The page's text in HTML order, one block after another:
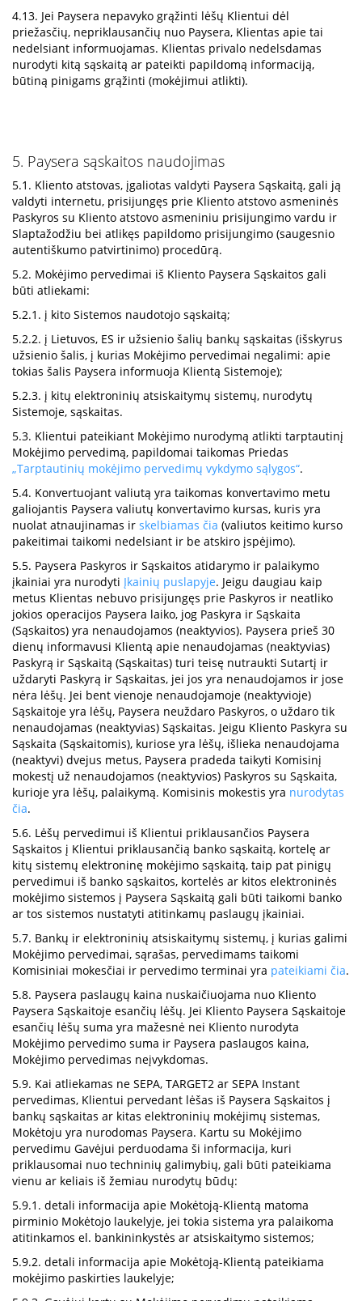
4.13. Jei Paysera nepavyko grąžinti lėšų Klientui dėl
priežasčių, nepriklausančių nuo Paysera, Klientas apie tai
nedelsiant informuojamas. Klientas privalo nedelsdamas
nurodyti kitą sąskaitą ar pateikti papildomą informaciją,
būtiną pinigams grąžinti (mokėjimui atlikti).
5. Paysera sąskaitos naudojimas
5.1. Kliento atstovas, įgaliotas valdyti Paysera Sąskaitą, gali ją
valdyti internetu, prisijungęs prie Kliento atstovo asmeninės
Paskyros su Kliento atstovo asmeniniu prisijungimo vardu ir
Slaptažodžiu bei atlikęs papildomo prisijungimo (saugesnio
autentiškumo patvirtinimo) procedūrą.
5.2. Mokėjimo pervedimai iš Kliento Paysera Sąskaitos gali
būti atliekami:
5.2.1. į kito Sistemos naudotojo sąskaitą;
5.2.2. į Lietuvos, ES ir užsienio šalių bankų sąskaitas (išskyrus
užsienio šalis, į kurias Mokėjimo pervedimai negalimi: apie
tokias šalis Paysera informuoja Klientą Sistemoje);
5.2.3. į kitų elektroninių atsiskaitymų sistemų, nurodytų
Sistemoje, sąskaitas.
5.3. Klientui pateikiant Mokėjimo nurodymą atlikti tarptautinį
Mokėjimo pervedimą, papildomai taikomas Priedas
„Tarptautinių mokėjimo pervedimų vykdymo sąlygos“.
5.4. Konvertuojant valiutą yra taikomas konvertavimo metu
galiojantis Paysera valiutų konvertavimo kursas, kuris yra
nuolat atnaujinamas ir skelbiamas čia (valiutos keitimo kurso
pakeitimai taikomi nedelsiant ir be atskiro įspėjimo).
5.5. Paysera Paskyros ir Sąskaitos atidarymo ir palaikymo
įkainiai yra nurodyti Įkainių puslapyje. Jeigu daugiau kaip
metus Klientas nebuvo prisijungęs prie Paskyros ir neatliko
jokios operacijos Paysera laiko, jog Paskyra ir Sąskaita
(Sąskaitos) yra nenaudojamos (neaktyvios). Paysera prieš 30
dienų informavusi Klientą apie nenaudojamas (neaktyvias)
Paskyrą ir Sąskaitą (Sąskaitas) turi teisę nutraukti Sutartį ir
uždaryti Paskyrą ir Sąskaitas, jei jos yra nenaudojamos ir jose
nėra lėšų. Jei bent vienoje nenaudojamoje (neaktyvioje)
Sąskaitoje yra lėšų, Paysera neuždaro Paskyros, o uždaro tik
nenaudojamas (neaktyvias) Sąskaitas. Jeigu Kliento Paskyra su
Sąskaita (Sąskaitomis), kuriose yra lėšų, išlieka nenaudojama
(neaktyvi) dvejus metus, Paysera pradeda taikyti Komisinį
mokestį už nenaudojamos (neaktyvios) Paskyros su Sąskaita,
kurioje yra lėšų, palaikymą. Komisinis mokestis yra nurodytas
čia.
5.6. Lėšų pervedimui iš Klientui priklausančios Paysera
Sąskaitos į Klientui priklausančią banko sąskaitą, kortelę ar
kitų sistemų elektroninę mokėjimo sąskaitą, taip pat pinigų
pervedimui iš banko sąskaitos, kortelės ar kitos elektroninės
mokėjimo sistemos į Paysera Sąskaitą gali būti taikomi banko
ar tos sistemos nustatyti atitinkamų paslaugų įkainiai.
5.7. Bankų ir elektroninių atsiskaitymų sistemų, į kurias galimi
Mokėjimo pervedimai, sąrašas, pervedimams taikomi
Komisiniai mokesčiai ir pervedimo terminai yra pateikiami čia.
5.8. Paysera paslaugų kaina nuskaičiuojama nuo Kliento
Paysera Sąskaitoje esančių lėšų. Jei Kliento Paysera Sąskaitoje
esančių lėšų suma yra mažesnė nei Kliento nurodyta
Mokėjimo pervedimo suma ir Paysera paslaugos kaina,
Mokėjimo pervedimas neįvykdomas.
5.9. Kai atliekamas ne SEPA, TARGET2 ar SEPA Instant
pervedimas, Klientui pervedant lėšas iš Paysera Sąskaitos į
bankų sąskaitas ar kitas elektroninių mokėjimų sistemas,
Mokėtoju yra nurodomas Paysera. Kartu su Mokėjimo
pervedimu Gavėjui perduodama ši informacija, kuri
priklausomai nuo techninių galimybių, gali būti pateikiama
vienu ar keliais iš žemiau nurodytų būdų:
5.9.1. detali informacija apie Mokėtoją-Klientą matoma
pirminio Mokėtojo laukelyje, jei tokia sistema yra palaikoma
atitinkamos el. bankininkystės ar atsiskaitymo sistemos;
5.9.2. detali informacija apie Mokėtoją-Klientą pateikiama
mokėjimo paskirties laukelyje;